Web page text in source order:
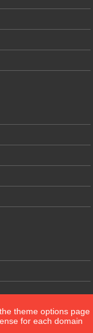
theme options page
for each domain